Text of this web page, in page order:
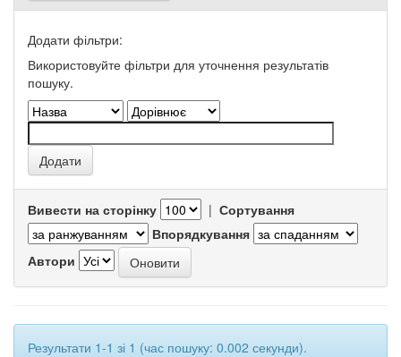
Додати фільтри:
Використовуйте фільтри для уточнення результатів
пошуку.
Вивести на сторінку | Сортування
Впорядкування
Автори
Результати 1-1 зі 1 (час пошуку: 0.002 секунди).